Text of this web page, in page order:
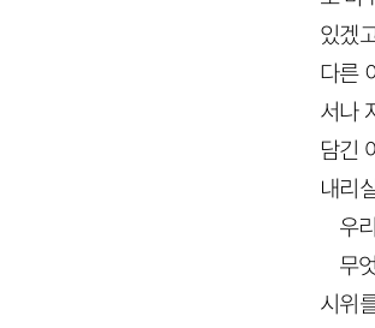
있겠
다른
서나
담긴
내리
우
무
시위